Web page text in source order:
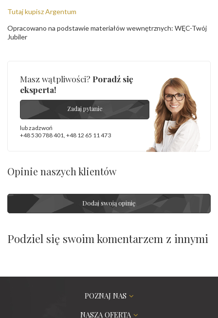
Tutaj kupisz Argentum
Opracowano na podstawie materiałów wewnętrznych: WĘC-Twój
Jubiler
Masz wątpliwości? Poradź się
eksperta!
Zadaj pytanie
lub zadzwoń
+48 530 788 401, +48 12 65 11 473
Opinie naszych klientów
Dodaj swoją opinię
Podziel się swoim komentarzem z innymi
POZNAJ NAS
NASZA OFERTA